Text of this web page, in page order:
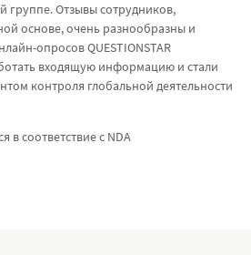
группе. Отзывы сотрудников,
основе, очень разнообразны и
опросов QUESTIONSTAR
входящую информацию и стали
контроля глобальной деятельности
в соответствие с NDA